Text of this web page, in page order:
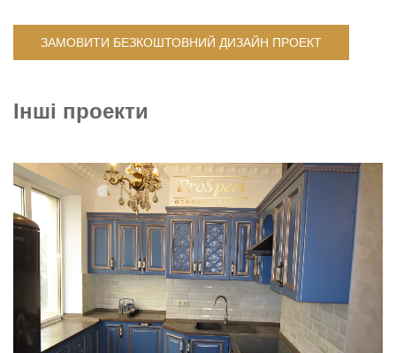
ЗАМОВИТИ БЕЗКОШТОВНИЙ ДИЗАЙН ПРОЕКТ
Інші проекти